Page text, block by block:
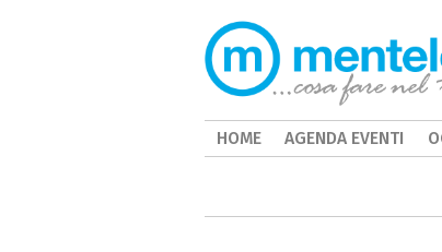
HOME AGENDA EVENTI